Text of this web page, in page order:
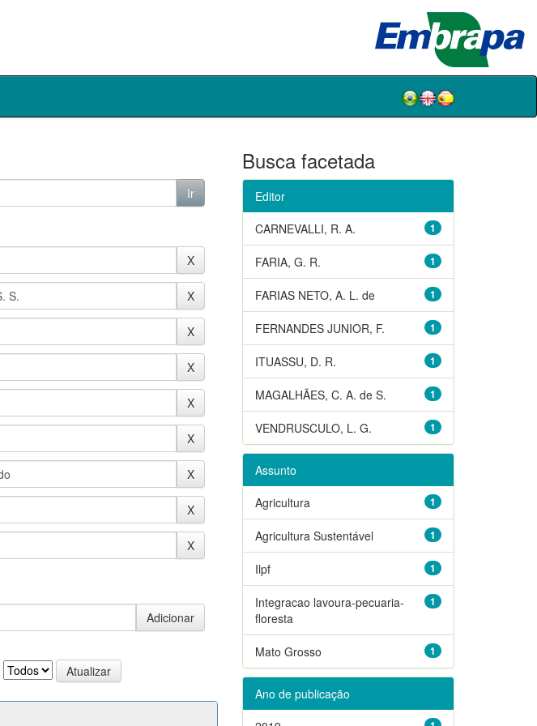
Busca facetada
Editor
1
CARNEVALLI, R. A.
1
FARIA, G. R.
1
FARIAS NETO, A. L. de
1
FERNANDES JUNIOR, F.
1
ITUASSU, D. R.
1
MAGALHÃES, C. A. de S.
1
VENDRUSCULO, L. G.
Assunto
1
Agricultura
1
Agricultura Sustentável
1
Ilpf
1
Integracao lavoura-pecuaria-
floresta
1
Mato Grosso
Ano de publicação